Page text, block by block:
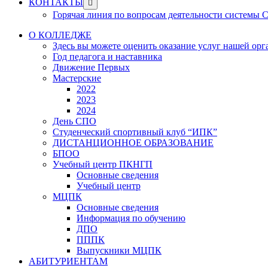
КОНТАКТЫ
sub
menu
Горячая линия по вопросам деятельности системы
О КОЛЛЕДЖЕ
Здесь вы можете оценить оказание услуг нашей
Год педагога и наставника
Движение Первых
Мастерские
2022
2023
2024
День СПО
Студенческий спортивный клуб “ИПК”
ДИСТАНЦИОННОЕ ОБРАЗОВАНИЕ
БПОО
Учебный центр ПКНГП
Основные сведения
Учебный центр
МЦПК
Основные сведения
Информация по обучению
ДПО
ПППК
Выпускники МЦПК
АБИТУРИЕНТАМ